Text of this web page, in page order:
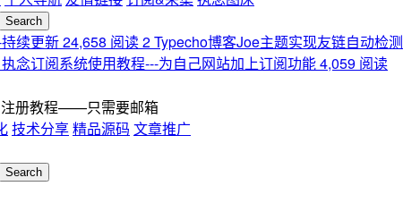
Search
续更新24,658 阅读2Typecho博客Joe主题实现友链自动检测
执念订阅系统使用教程---为自己网站加上订阅功能4,059 阅读
注册教程——只需要邮箱
技术分享精品源码 文章推广
Search